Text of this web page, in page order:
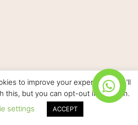
to improve your experience. We'll
this, but you can opt-out if you wish.
settings
ACCEPT